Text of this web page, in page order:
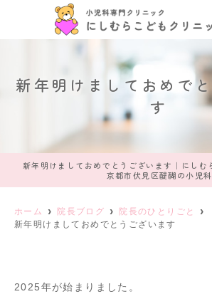
新年明けましておめで
す
新年明けましておめでとうございます｜にしむ
京都市伏見区醍醐の小児科
ホーム 院長ブログ
院長のひとりごと
新年明けましておめでとうございます
2025年が始まりました。